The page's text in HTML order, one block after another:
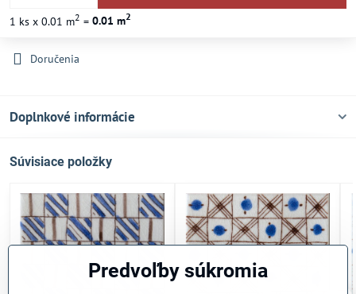
1 ks x 0.01 m2 = 0.01 m2
Doručenia
Doplnkové informácie
Súvisiace položky
Predvoľby súkromia